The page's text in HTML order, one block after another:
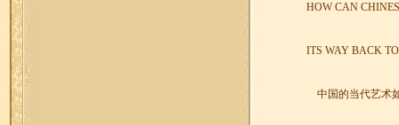
HOW CAN
ITS WAY BACK
中国的当代艺术